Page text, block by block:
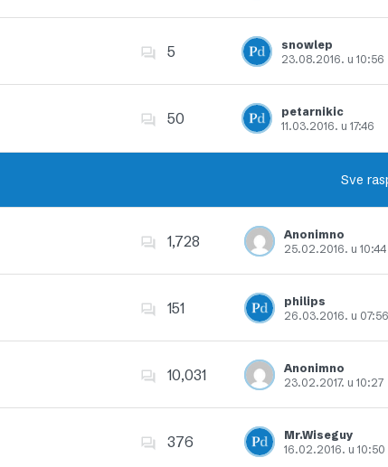
Dodajte u favorite
5
snowlep
23.08.2016. u 10:56
Dodajte u favorite
50
petarnikic
11.03.2016. u 17:46
Dodajte u favorite
Sve
1,728
Anonimno
25.02.2016. u 10:44
Dodajte u favorite
151
philips
26.03.2016. u 07:56
Dodajte u favorite
10,031
Anonimno
23.02.2017. u 10:27
Dodajte u favorite
376
Mr.Wiseguy
16.02.2016. u 10:50